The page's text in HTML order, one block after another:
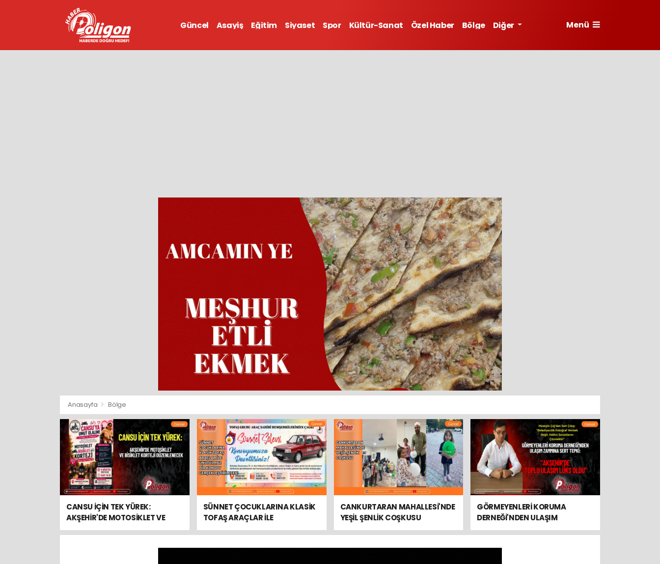
Güncel Asayiş Eğitim Siyaset Spor Kültür-Sanat Özel Haber Bölge Diğer Menü
Anasayfa Bölge
CANSU İÇİN TEK YÜREK:
AKŞEHİR'DE MOTOSİKLET VE
BİSİKLET KORTEJİ
SÜNNET ÇOCUKLARINA KLASİK
TOFAŞ ARAÇLAR İLE
UNUTULMAZ BİR KONVOY
CANKURTARAN MAHALLESİ'NDE
YEŞİL ŞENLİK COŞKUSU
GÖRMEYENLERİ KORUMA
DERNEĞİ'NDEN ULAŞIM
ZAMMINA SERT TEPKİ:
LÜKS OLDU"